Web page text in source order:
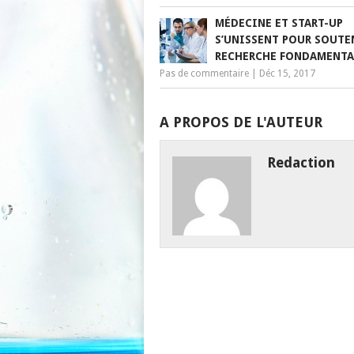
MÉDECINE ET START-UP
S’UNISSENT POUR
RECHERCHE
Pas de commentaire Déc 15, 2017
A PROPOS DE L'AUTEUR
Redaction